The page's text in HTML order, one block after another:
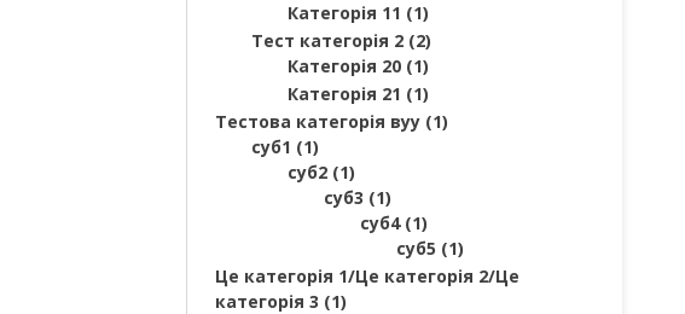
Категорія 11 (1)
Тест категорія 2 (2)
Категорія 20 (1)
Категорія 21 (1)
Тестова категорія вуу (1)
суб1 (1)
суб2 (1)
суб3 (1)
суб4 (1)
суб5 (1)
Це категорія 1/Це категорія 2/Це
категорія 3 (1)